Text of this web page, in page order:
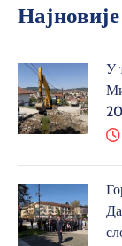
У